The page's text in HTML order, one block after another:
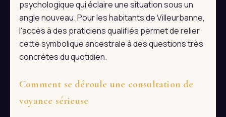
psychologique qui éclaire une situation sous un
angle nouveau. Pour les habitants de Villeurbanne,
l'accès à des praticiens qualifiés permet de relier
cette symbolique ancestrale à des questions très
concrètes du quotidien.
Comment se déroule une consultation de
voyance sérieuse